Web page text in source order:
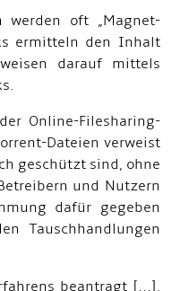
werden oft „Magnet-
ermitteln den Inhalt
darauf mittels
Online-Filesharing-
Dateien verweist
geschützt sind, ohne
und Nutzern
dafür gegeben
Tauschhandlungen
beantragt [...],